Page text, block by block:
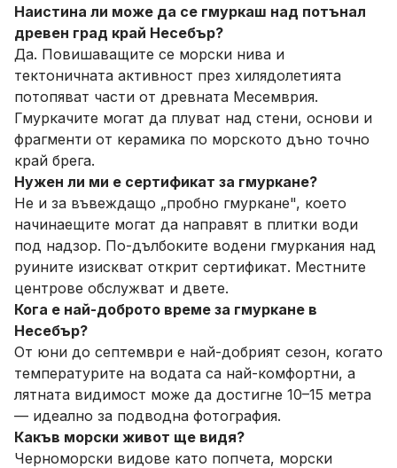
Наистина ли може да се гмуркаш над потънал
древен град край Несебър?
Да. Повишаващите се морски нива и
тектоничната активност през хилядолетията
потопяват части от древната Месемврия.
Гмуркачите могат да плуват над стени, основи и
фрагменти от керамика по морското дъно точно
край брега.
Нужен ли ми е сертификат за гмуркане?
Не и за въвеждащо „пробно гмуркане", което
начинаещите могат да направят в плитки води
под надзор. По-дълбоките водени гмуркания над
руините изискват открит сертификат. Местните
центрове обслужват и двете.
Кога е най-доброто време за гмуркане в
Несебър?
От юни до септември е най-добрият сезон, когато
температурите на водата са най-комфортни, а
лятната видимост може да достигне 10–15 метра
— идеално за подводна фотография.
Какъв морски живот ще видя?
Черноморски видове като попчета, морски